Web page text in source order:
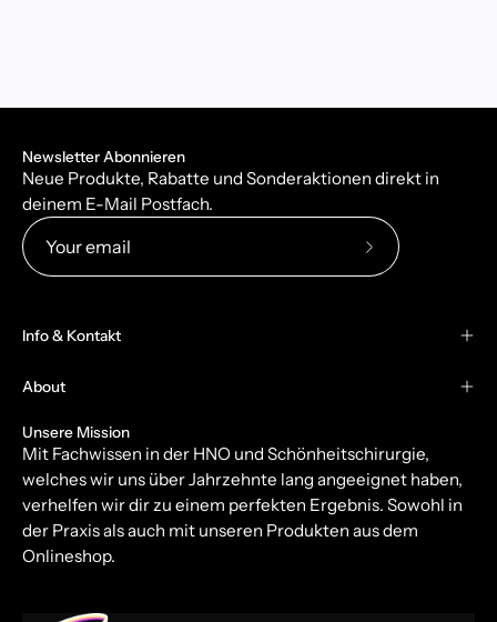
Newsletter Abonnieren
Neue Produkte, Rabatte und Sonderaktionen direkt in
deinem E-Mail Postfach.
Subscribe
Info & Kontakt
About
Unsere Mission
Mit Fachwissen in der HNO und Schönheitschirurgie,
welches wir uns über Jahrzehnte lang angeeignet haben,
verhelfen wir dir zu einem perfekten Ergebnis. Sowohl in
der Praxis als auch mit unseren Produkten aus dem
Onlineshop.